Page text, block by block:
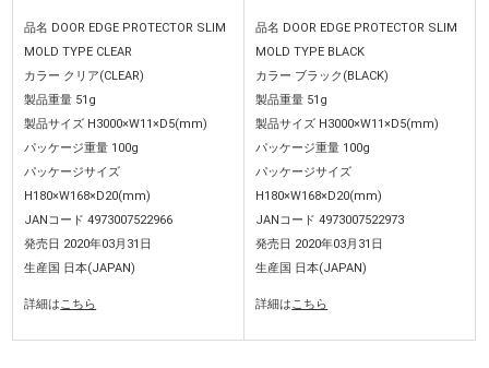
品名 DOOR EDGE PROTECTOR SLIM
MOLD TYPE CLEAR
カラー クリア(CLEAR)
製品重量 51g
製品サイズ H3000×W11×D5(mm)
パッケージ重量 100g
パッケージサイズ
H180×W168×D20(mm)
JANコード 4973007522966
発売日 2020年03月31日
生産国 日本(JAPAN)
詳細はこちら
品名 DOOR EDGE PROTECTOR SLIM
MOLD TYPE BLACK
カラー ブラック(BLACK)
製品重量 51g
製品サイズ H3000×W11×D5(mm)
パッケージ重量 100g
パッケージサイズ
H180×W168×D20(mm)
JANコード 4973007522973
発売日 2020年03月31日
生産国 日本(JAPAN)
詳細はこちら